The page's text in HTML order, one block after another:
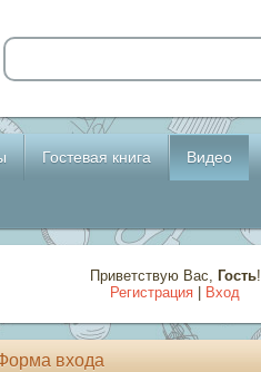
Гостевая книга Видео
Приветствую Вас, Гость!
Регистрация
Вход
входа